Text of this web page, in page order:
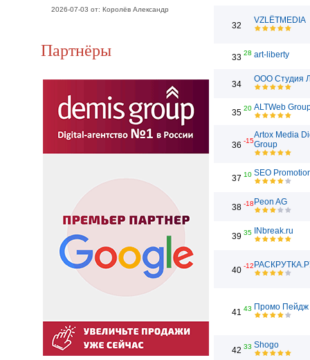
2026-07-03 от: Королёв Александр
Партнёры
32
VZLЁTMEDIA
33 28 art-liberty
34
ООО Студия
35 20 ALTWeb
36 -15
Artox Media
Group
37 10 SEO
38 -18 Peon AG
39 35 INbreak.ru
40 -12
41 43 Промо Пейдж
42 33 Shogo